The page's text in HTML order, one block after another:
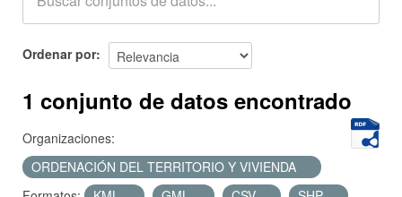
Acerca de
Ordenar por
1 conjunto de datos encontrado
Organizaciones:
ORDENACIÓN DEL TERRITORIO Y VIVIENDA